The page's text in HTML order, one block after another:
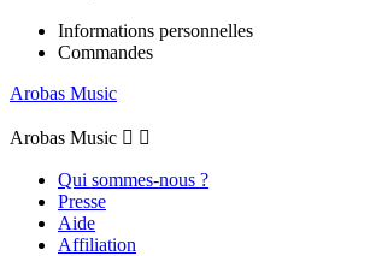
Informations personnelles
Commandes
Arobas Music
Arobas Music  
Qui sommes-nous ?
Presse
Aide
Affiliation